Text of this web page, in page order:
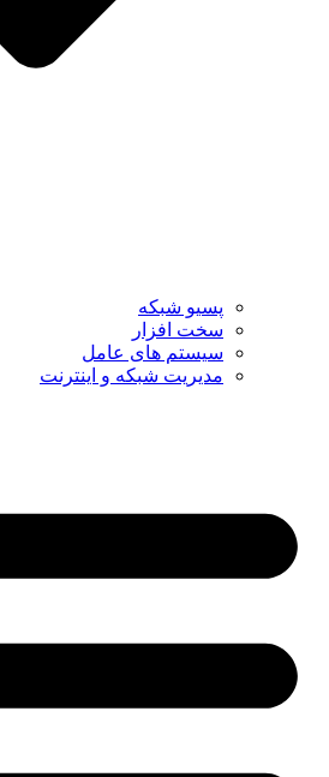
پسیو شبکه
سخت افزار
سیستم های عامل
مدیریت شبکه و اینترنت